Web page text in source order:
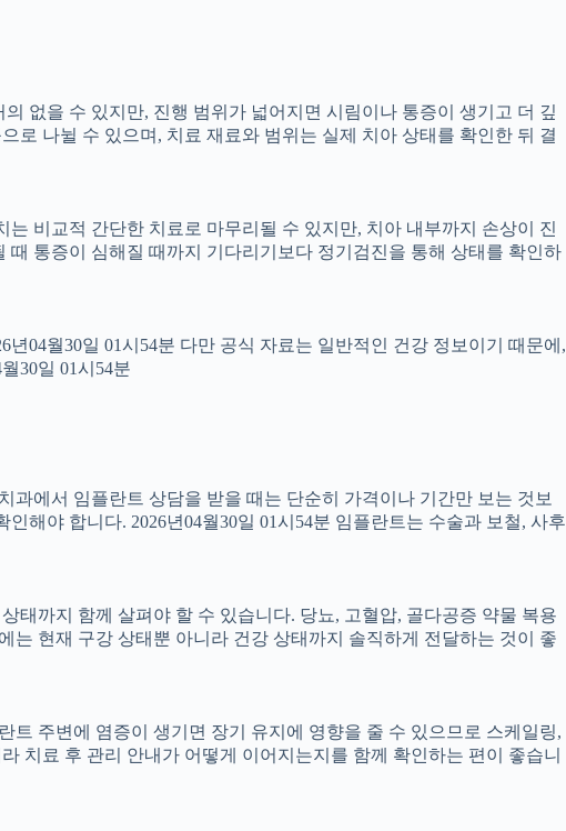
없을 수 있지만, 진행 범위가 넓어지면 시림이나 통증이 생기고 더 깊
로 나뉠 수 있으며, 치료 재료와 범위는 실제 치아 상태를 확인한 뒤 결
비교적 간단한 치료로 마무리될 수 있지만, 치아 내부까지 손상이 진
통증이 심해질 때까지 기다리기보다 정기검진을 통해 상태를 확인하
년04월30일 01시54분 다만 공식 자료는 일반적인 건강 정보이기 때문에,
30일 01시54분
과에서 임플란트 상담을 받을 때는 단순히 가격이나 기간만 보는 것보
해야 합니다. 2026년04월30일 01시54분 임플란트는 수술과 보철, 사후
태까지 함께 살펴야 할 수 있습니다. 당뇨, 고혈압, 골다공증 약물 복용
현재 구강 상태뿐 아니라 건강 상태까지 솔직하게 전달하는 것이 좋
트 주변에 염증이 생기면 장기 유지에 영향을 줄 수 있으므로 스케일링,
치료 후 관리 안내가 어떻게 이어지는지를 함께 확인하는 편이 좋습니